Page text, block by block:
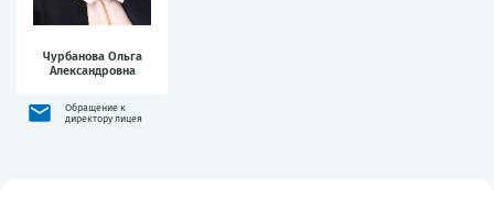
Чурбанова Ольга
Александровна
Обращение к
директору лицея